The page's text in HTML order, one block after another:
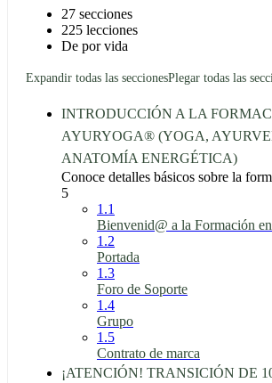
27 secciones
225 lecciones
De por vida
Expandir todas las seccionesPlegar todas las
INTRODUCCIÓN A LA
AYURYOGA® (YOGA,
ANATOMÍA ENERGÉTICA)
Conoce detalles básicos sobre la
5
1.1
Bienvenid@ a la Formación
1.2
Portada
1.3
Foro de Soporte
1.4
Grupo
1.5
Contrato de marca
¡ATENCIÓN! TRANSICIÓN DE